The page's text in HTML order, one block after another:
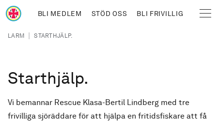
Hoppa till huvudinnehåll
BLI MEDLEM STÖD OSS BLI FRIVILLIG
Länkstig
LARM | STARTHJÄLP.
Starthjälp.
Vi bemannar Rescue Klasa-Bertil Lindberg med tre
frivilliga sjöräddare för att hjälpa en fritidsfiskare att få